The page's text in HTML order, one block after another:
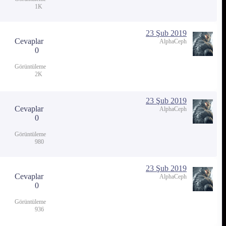
1K
Cevaplar
0
Görüntüleme
2K
23 Şub 2019
AlphaCeph
Cevaplar
0
Görüntüleme
980
23 Şub 2019
AlphaCeph
Cevaplar
0
Görüntüleme
936
23 Şub 2019
AlphaCeph